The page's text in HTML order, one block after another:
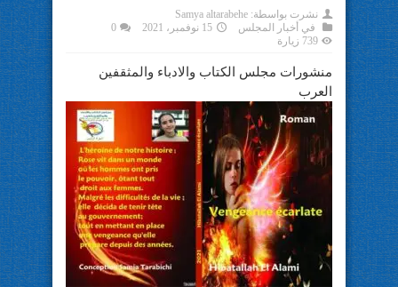
نشرت بواسطة: Samya altarabehe
في أخبار المجلس 15 نوفمبر، 2021
0
739 زيارة
منشورات مجلس الكتاب والادباء والمثقفين
العرب